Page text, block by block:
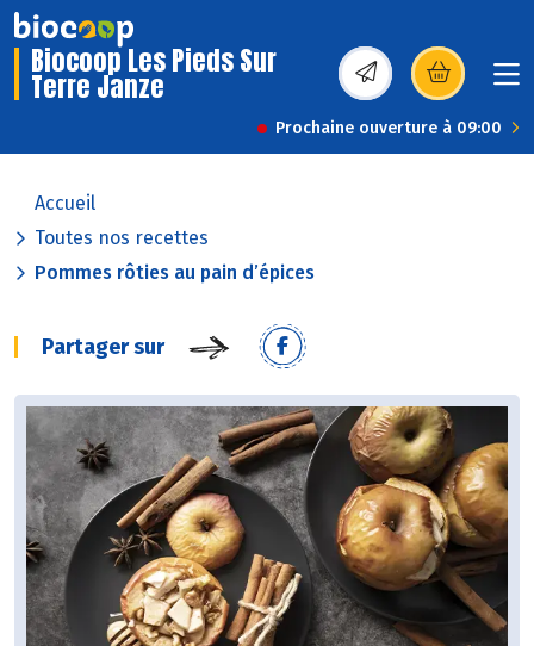
Biocoop Les Pieds Sur
Terre Janze (s’ouvre dans une
Prochaine ouverture à 09:00
Accueil
Toutes nos recettes
Pommes rôties au pain d’épices
Partager sur